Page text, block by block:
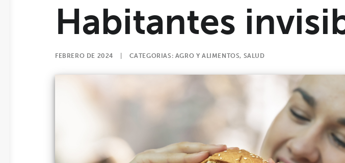
Habitantes
FEBRERO DE 2024 CATEGORIAS: AGRO Y ALIMENTOS, SALUD